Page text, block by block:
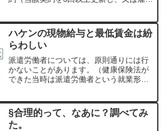
約を更新しない旨明示されているものを
除く。）を更新しない...
ハケンの現物給与と最低賃金は紛
らわしい
派遣労働者については、原則通りには行
かないことがあります。（健康保険法が
できた当時は派遣労働者という就業形態
いても私は、すぐ忘れてしまいますの
で、「ナゼなのか」少し理...
§合理的って、なあに？調べてみ
た。